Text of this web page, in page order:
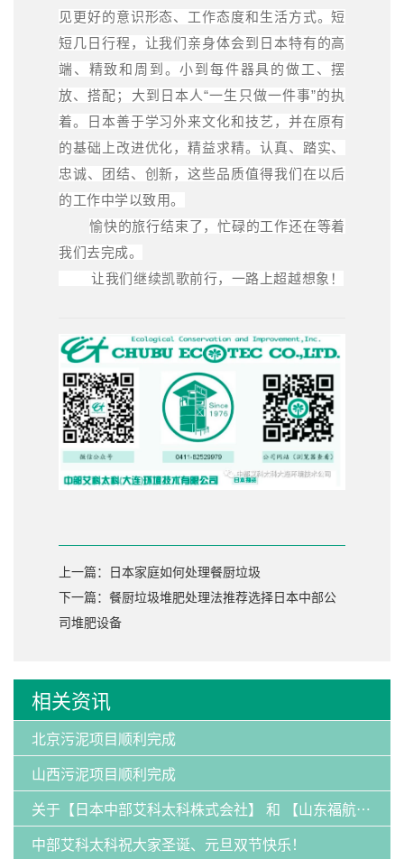
见更好的意识形态、工作态度和生活方式。短
短几日行程，让我们亲身体会到日本特有的高
端、精致和周到。小到每件器具的做工、摆
放、搭配；大到日本人“一生只做一件事”的执
着。日本善于学习外来文化和技艺，并在原有
的基础上改进优化，精益求精。认真、踏实、
忠诚、团结、创新，这些品质值得我们在以后
的工作中学以致用。
愉快的旅行结束了，忙碌的工作还在等着
我们去完成。
让我们继续凯歌前行，一路上超越想象！
上一篇：日本家庭如何处理餐厨垃圾
下一篇：餐厨垃圾堆肥处理法推荐选择日本中部公
司堆肥设备
相关资讯
北京污泥项目顺利完成
山西污泥项目顺利完成
关于【日本中部艾科太科株式会社】 和 【山东福航新能源环保有限公司】：发明专利纠纷案的声明
中部艾科太科祝大家圣诞、元旦双节快乐！